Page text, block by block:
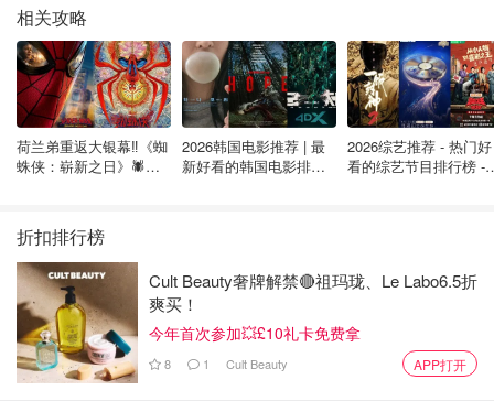
相关攻略
荷兰弟重返大银幕‼️《蜘
蛛侠：崭新之日》🕷️北
2026韩国电影推荐 | 最
新好看的韩国电影排行
2026综艺推荐 - 热门好
看的综艺节目排行榜 -
折扣排行榜
Cult Beauty奢牌解禁🔴祖玛珑、Le Labo6.5折
爽买！
今年首次参加💥£10礼卡免费拿
8 1 Cult Beauty APP打开